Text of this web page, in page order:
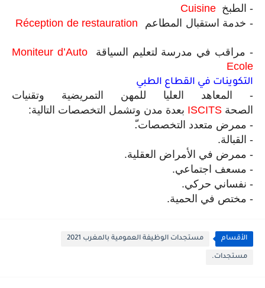
- الطبخ Cuisine
- خدمة استقبال المطاعم Réception de restauration
- مراقب في مدرسة لتعليم السياقة
Moniteur d’Auto
Ecole
التكوينات في القطاع الطبي
-
المعاهد العليا للمهن التمريضية وتقنيات
الصحة ISCITS بعدة مدن وتشمل التخصصات التالية:
- ممرض متعدد التخصصات.ّ
- القبالة.
- ممرض في الأمراض العقلية.
- مسعف اجتماعي.
- نفساني حركي.
- مختص في الحمية.
الأقسام مستجدات الوظيفة العمومية بالمغرب 2021
مستجدات.